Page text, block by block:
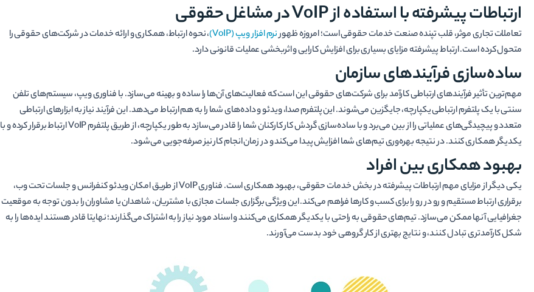
ارتباطات پیشرفته با استفاده از VoIP در مشاغل حقوقی
تعاملات تجاری موثر، قلب تپنده صنعت خدمات حقوقی است؛ امروزه ظهورنرم افزار ویپ (VoIP)
، نحوه ارتباط، همکاری و ارائه خدمات در شرکت­‌های حقوقی را
متحول کرده است. ارتباط پیشرفته مزایای بسیاری برای افزایش کارایی و اثربخشی عملیات قانونی دارد.
ساده­‌سازی فرآیندهای سازمان
مهم‌ترین تأثیر فرآیندهای ارتباطی کارآمد برای شرکت­‌های حقوقی این است که فعالیت­‌های آن­‌ها را ساده و بهینه می­‌سازد. با فناوری ویپ، سیستم‌های تلفن
سنتی با یک پلتفرم ارتباطی یکپارچه، جایگزین می­‌شوند. این پلتفرم صدا، ویدئو و داده‌های شما را به هم ارتباط می­‌دهد. این فرآیند نیاز به ابزارهای ارتباطی
متعدد و پیچیدگی‌­های عملیاتی را از بین می‌برد و با ساده‌­سازی گردش کار کارکنان شما را قادر می­‌سازد به طور یکپارچه، از طریق پلتفرم VoIP ارتباط برقرار کرده و با
یکدیگر همکاری کنند. در نتیجه بهره‌­وری تیم­‌های شما افزایش پیدا می­‌کند و در زمان انجام کار نیز صرفه­‌جویی می‌­شود.
بهبود همکاری بین افراد
یکی دیگر از مزایای مهم ارتباطات پیشرفته در بخش خدمات حقوقی، بهبود همکاری است. فناوری VoIP از طریق امکان ویدئو کنفرانس و جلسات تحت وب،
برقراری ارتباط مستقیم و رو در رو را برای کسب و کارها فراهم می­‌کند. این ویژگی برگزاری جلسات مجازی با مشتریان، شاهدان یا مشاوران را بدون توجه به موقعیت
جغرافیایی آن­ها ممکن می­‌سازد. تیم‌­های حقوقی به راحتی با یکدیگر همکاری می‌­کنند و اسناد مورد نیاز را به اشتراک می‌­گذارند؛ نهایتا قادر هستند ایده‌­ها را به
شکل کارآمدتری تبادل کنند، و نتایج بهتری از کار گروهی خود بدست می­‌آورند.